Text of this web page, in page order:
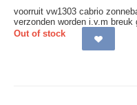
voorruit vw1303 cabrio
verzonden worden i.v.m breuk
Out of stock